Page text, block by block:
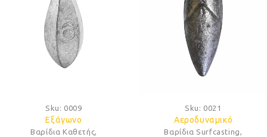
Sku: 0009
Εξάγωνο
Βαρίδια Καθετής,
Sku: 0021
Αεροδυναμικό
Βαρίδια Surfcasting,